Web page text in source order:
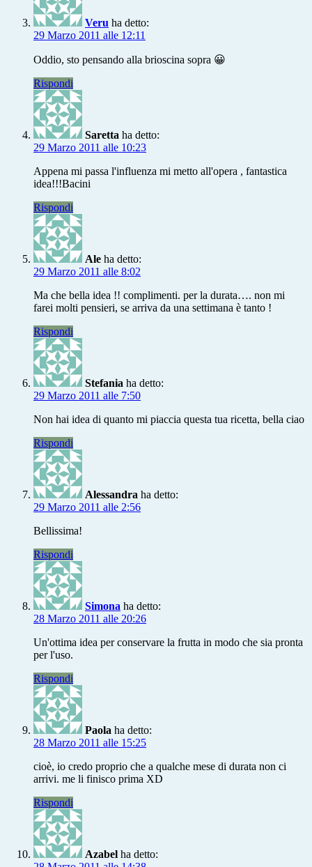
Veru ha detto:
29 Marzo 2011 alle 12:11
Oddio, sto pensando alla brioscina sopra 😀
Rispondi
Saretta ha detto:
29 Marzo 2011 alle 10:23
Appena mi passa l'influenza mi metto all'opera , fantastica
idea!!!Bacini
Rispondi
Ale ha detto:
29 Marzo 2011 alle 8:02
Ma che bella idea !! complimenti. per la durata…. non mi
farei molti pensieri, se arriva da una settimana è tanto !
Rispondi
Stefania ha detto:
29 Marzo 2011 alle 7:50
Non hai idea di quanto mi piaccia questa tua ricetta, bella ciao
Rispondi
Alessandra ha detto:
29 Marzo 2011 alle 2:56
Bellissima!
Rispondi
Simona ha detto:
28 Marzo 2011 alle 20:26
Un'ottima idea per conservare la frutta in modo che sia pronta
per l'uso.
Rispondi
Paola ha detto:
28 Marzo 2011 alle 15:25
cioè, io credo proprio che a qualche mese di durata non ci
arrivi. me li finisco prima XD
Rispondi
Azabel ha detto: